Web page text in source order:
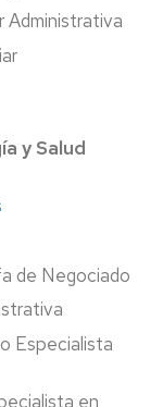
Administrativa
y Salud
de Negociado
Especialista
en